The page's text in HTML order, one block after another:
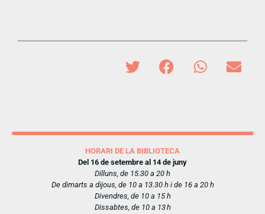
HORARI DE LA BIBLIOTECA
Del 16 de setembre al 14 de juny
Dilluns, de 15.30 a 20 h
De dimarts a dijous, de 10 a 13.30 h i de 16 a 20 h
Divendres, de 10 a 15 h
Dissabtes, de 10 a 13 h